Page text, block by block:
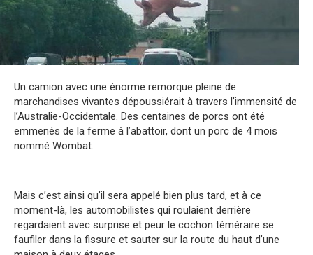
Un camion avec une énorme remorque pleine de
marchandises vivantes dépoussiérait à travers l’immensité de
l’Australie-Occidentale. Des centaines de porcs ont été
emmenés de la ferme à l’abattoir, dont un porc de 4 mois
nommé Wombat.
Mais c’est ainsi qu’il sera appelé bien plus tard, et à ce
moment-là, les automobilistes qui roulaient derrière
regardaient avec surprise et peur le cochon téméraire se
faufiler dans la fissure et sauter sur la route du haut d’une